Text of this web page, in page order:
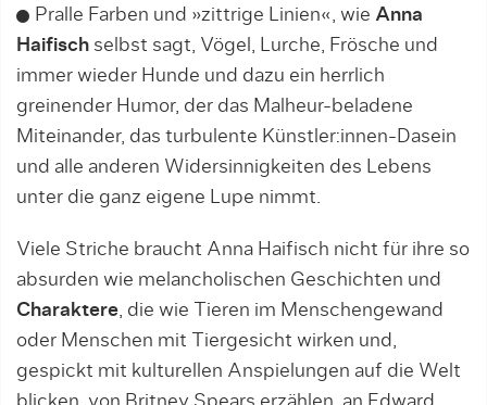
Pralle Farben und »zittrige Linien«, wie Anna
Haifisch selbst sagt, Vögel, Lurche, Frösche und
immer wieder Hunde und dazu ein herrlich
greinender Humor, der das Malheur-beladene
Miteinander, das turbulente Künstler:innen-Dasein
und alle anderen Widersinnigkeiten des Lebens
unter die ganz eigene Lupe nimmt.
Viele Striche braucht Anna Haifisch nicht für ihre so
absurden wie melancholischen Geschichten und
Charaktere, die wie Tieren im Menschengewand
oder Menschen mit Tiergesicht wirken und,
gespickt mit kulturellen Anspielungen auf die Welt